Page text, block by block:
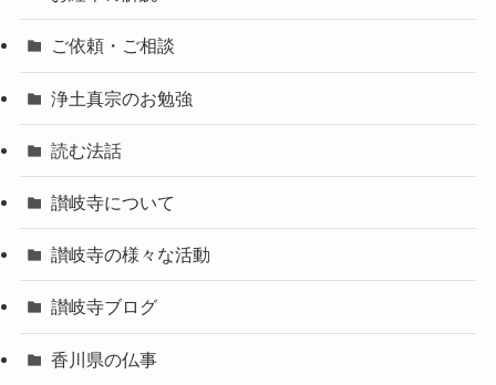
ご依頼・ご相談
浄土真宗のお勉強
読む法話
讃岐寺について
讃岐寺の様々な活動
讃岐寺ブログ
香川県の仏事